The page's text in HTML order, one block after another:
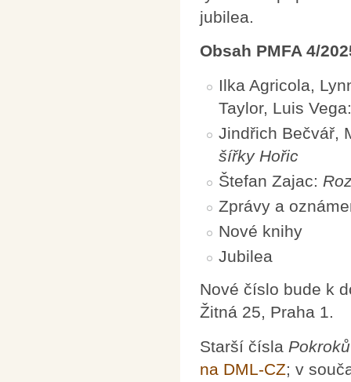
jubilea.
Obsah PMFA 4/
Ilka Agricola,
Taylor, Luis
Jindřich Bečvář,
šířky Hořic
Štefan Zajac:
Zprávy a
Nové knihy
Jubilea
Nové číslo bude k
Žitná 25, Praha 1.
Starší čísla
na DML-CZ; v